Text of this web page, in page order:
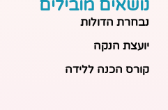
נושאים מובילים
נבחרת הדולות
יועצת הנקה
קורס הכנה ללידה